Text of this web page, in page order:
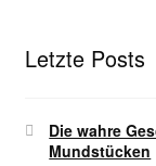
Letzte Posts
Die wahre
Mundstücken